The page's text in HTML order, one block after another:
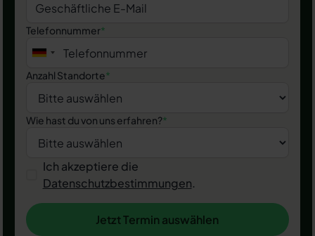
Telefonnummer*
Anzahl Standorte*
Wie hast du von uns erfahren?*
Ich akzeptiere die
Datenschutzbestimmungen.
Jetzt Termin auswählen
Jetzt Termin auswählen